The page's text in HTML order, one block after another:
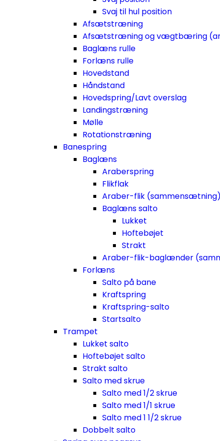
Svaj til hul position
Afsætstræning
Afsætstræning og vægtbæring
Baglæns rulle
Forlæns rulle
Hovedstand
Håndstand
Hovedspring/Lavt overslag
Landingstræning
Mølle
Rotationstræning
Banespring
Baglæns
Araberspring
Flikflak
Araber-flik (sammensætning)
Baglæns salto
Lukket
Hoftebøjet
Strakt
Araber-flik-baglænder
Forlæns
Salto på bane
Kraftspring
Kraftspring-salto
Startsalto
Trampet
Lukket salto
Hoftebøjet salto
Strakt salto
Salto med skrue
Salto med 1/2 skrue
Salto med 1/1 skrue
Salto med 1 1/2 skrue
Dobbelt salto